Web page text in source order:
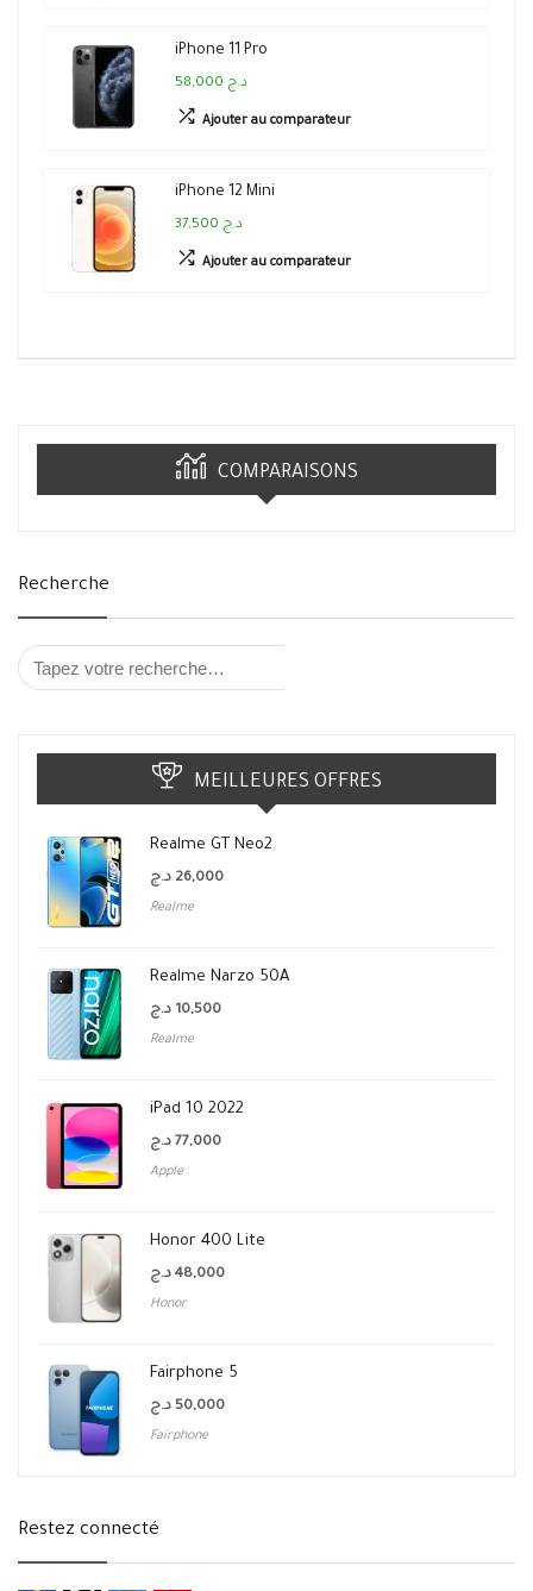
iPhone 11 Pro
58,000 د.ج
Ajouter au comparateur
iPhone 12 Mini
37,500 د.ج
Ajouter au comparateur
COMPARAISONS
Recherche
MEILLEURES OFFRES
Realme GT Neo2
26,000 د.ج
Realme
Realme Narzo 50A
10,500 د.ج
Realme
iPad 10 2022
77,000 د.ج
Apple
Honor 400 Lite
48,000 د.ج
Honor
Fairphone 5
50,000 د.ج
Fairphone
Restez connecté